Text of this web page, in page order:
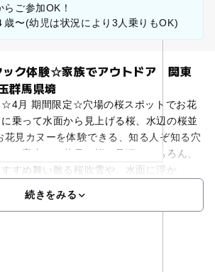
ご参加OK！
歳〜(幼児は状況により3人乗りもOK)
ック体験☆家族でアウトドア 関東
群馬県境
月 期間限定☆穴場の桜スポットでお花
乗って水面から見上げる桜、水辺の桜並
花見カヌーを体験できる、知る人ぞ知る穴
ご案内。お花見・桜の見頃はもちろん、
すめ舞い散る桜吹雪や、水面に浮か
続きをみる